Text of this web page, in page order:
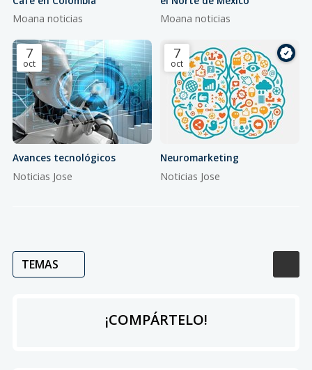
TEMAS
Moana noticias
Moana noticias
7
oct
Avances tecnológicos
Noticias Jose
7
oct
Neuromarketing
Noticias Jose
¡COMPÁRTELO!